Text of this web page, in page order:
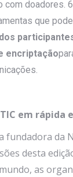
com doadores.
que
encriptação
em rápida
fundadora da
desta
as